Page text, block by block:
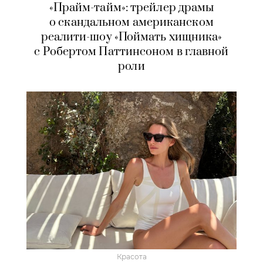
«Прайм-тайм»: трейлер драмы
о скандальном американском
реалити-шоу «Поймать хищника»
с Робертом Паттинсоном в главной
роли
Красота